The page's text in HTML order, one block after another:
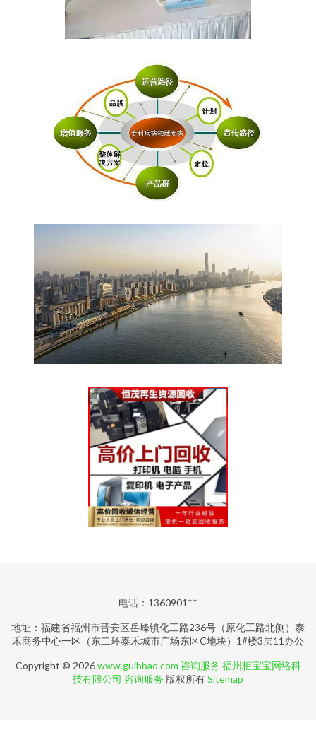
电话：1360901**
地址：福建省福州市晋安区岳峰镇化工路236号（原化工路北侧）泰
禾商务中心一区（东二环泰禾城市广场东区C地块）1#楼3层11办公
Copyright © 2026www.guibbao.com 咨询服务 福州柜宝宝网络科
技有限公司 咨询服务 版权所有Sitemap